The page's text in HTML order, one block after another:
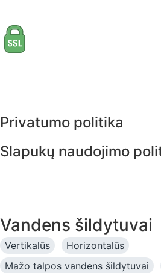
Privatumo politika
Slapukų naudojimo
Vandens šildytuvai
Vertikalūs
Horizontalūs
Mažo talpos vandens šildytuvai